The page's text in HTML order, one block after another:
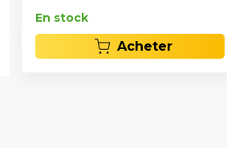
En stock
Acheter